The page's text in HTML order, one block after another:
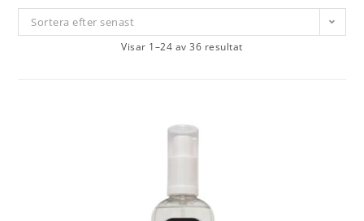
Sortera efter senast
Visar 1–24 av 36 resultat